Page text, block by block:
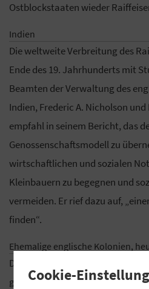
Ostblockstaaten wieder
Indien
Die weltweite Verbreitung des
Ende des 19. Jahrhunderts mit
Beamten der Verwaltung des
Indien, Frederic A. Nicholson
empfahl in seinem Bericht, das
Genossenschaftsmodell zu
wirtschaftlichen und sozialen
Kleinbauern zu begegnen und
vermeiden. Er rief dazu auf,
finden“.
Ehemalige englische Kolonien,
Das im Wesentlichen von
geprägte deutsche
Cookie-